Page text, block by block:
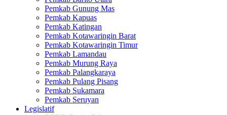
Pemkab Gunung Mas
Pemkab Kapuas
Pemkab Katingan
Pemkab Kotawaringin Barat
Pemkab Kotawaringin Timur
Pemkab Lamandau
Pemkab Murung Raya
Pemkab Palangkaraya
Pemkab Pulang Pisang
Pemkab Sukamara
Pemkab Seruyan
Legislatif